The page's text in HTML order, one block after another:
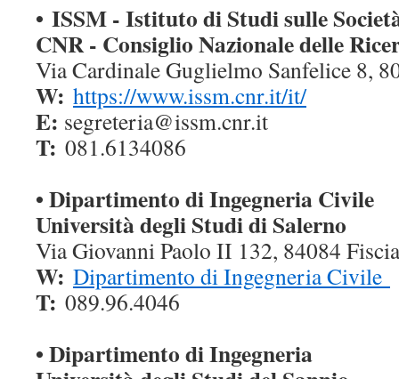
• ISSM - Istituto di Studi sulle
CNR - Consiglio Nazionale delle
Via Cardinale Guglielmo Sanfelice 8,
W: https://www.issm.cnr.it/it/
E: segreteria@issm.cnr.it
T: 081.6134086
• Dipartimento di Ingegneria Civile
Università degli Studi di Salerno
Via Giovanni Paolo II 132, 84084
W: Dipartimento di Ingegneria Civile
T: 089.96.4046
• Dipartimento di Ingegneria